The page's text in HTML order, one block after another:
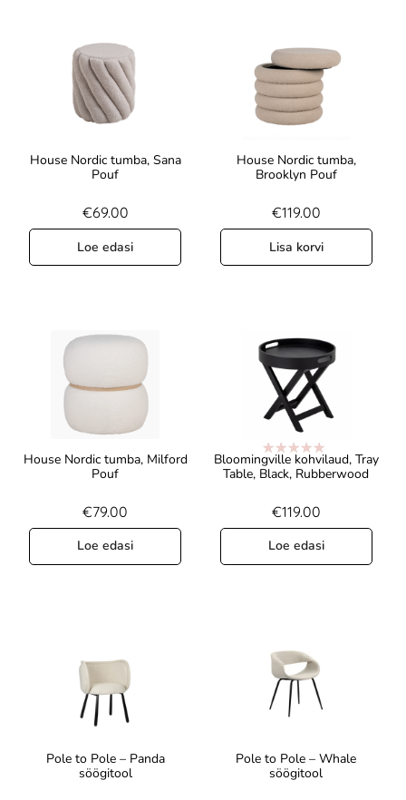
House Nordic tumba, Sana
Pouf
€69.00
Loe edasi
House Nordic tumba,
Brooklyn Pouf
€119.00
Lisa korvi
House Nordic tumba, Milford
Pouf
€79.00
Loe edasi
Bloomingville kohvilaud, Tray
Table, Black, Rubberwood
Hinnanguga
5.00/ 5
€119.00
Loe edasi
Pole to Pole – Panda
söögitool
Pole to Pole – Whale
söögitool